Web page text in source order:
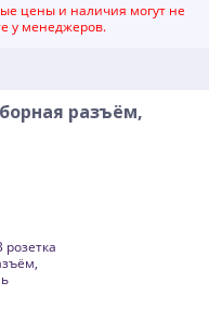
цены и наличия могут не
у менеджеров.
разъём,